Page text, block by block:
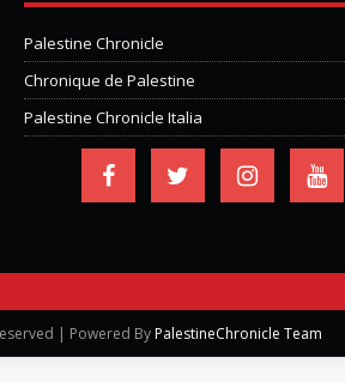
Palestine Chronicle
Chronique de Palestine
Palestine Chronicle Italia
| Powered By PalestineChronicle Team